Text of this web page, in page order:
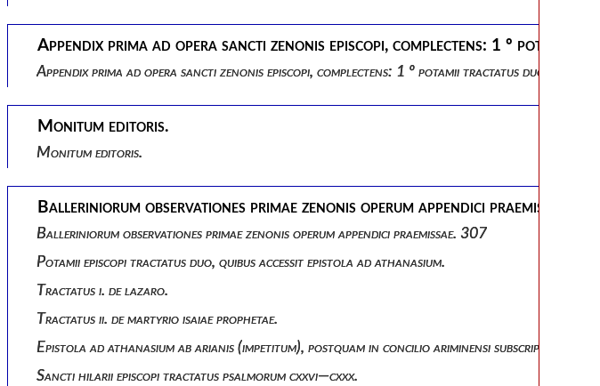
Appendix prima ad opera sancti zenonis episcopi, complectens: 1 º potamii
Appendix prima ad opera sancti zenonis episcopi, complectens: 1 º potamii tractatus duos et
Monitum editoris.
Monitum editoris.
Balleriniorum observationes primae zenonis operum appendici praemissae. 307
Balleriniorum observationes primae zenonis operum appendici praemissae. 307
Potamii episcopi tractatus duo, quibus accessit epistola ad athanasium.
Tractatus i. de lazaro.
Tractatus ii. de martyrio isaiae prophetae.
Epistola ad athanasium ab arianis (impetitum), postquam in concilio ariminensi subscripserunt.
Sancti hilarii episcopi tractatus psalmorum cxxvi—cxxx.